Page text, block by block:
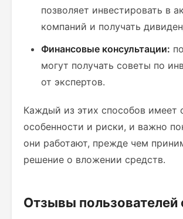
позволяет инвестировать в
компаний и получать
Финансовые консультации:
могут получать советы по
от экспертов.
Каждый из этих способов имеет
особенности и риски, и важно
они работают, прежде чем
решение о вложении средств.
Отзывы пользователей